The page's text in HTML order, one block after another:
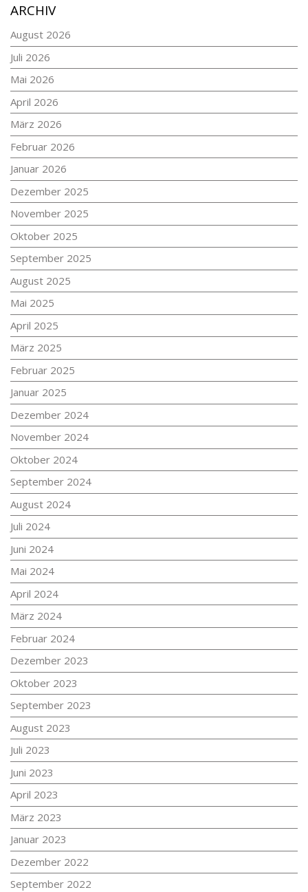
ARCHIV
August 2026
Juli 2026
Mai 2026
April 2026
März 2026
Februar 2026
Januar 2026
Dezember 2025
November 2025
Oktober 2025
September 2025
August 2025
Mai 2025
April 2025
März 2025
Februar 2025
Januar 2025
Dezember 2024
November 2024
Oktober 2024
September 2024
August 2024
Juli 2024
Juni 2024
Mai 2024
April 2024
März 2024
Februar 2024
Dezember 2023
Oktober 2023
September 2023
August 2023
Juli 2023
Juni 2023
April 2023
März 2023
Januar 2023
Dezember 2022
September 2022